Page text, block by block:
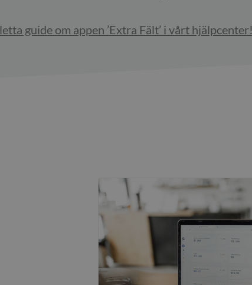
guide om appen ’Extra Fält’ i vårt hjälpcenter!